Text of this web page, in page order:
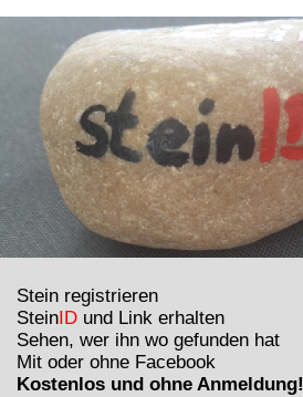
Stein registrieren
Stein ID und Link erhalten
Sehen, wer ihn wo gefunden hat
Mit oder ohne Facebook
Kostenlos und ohne Anmeldung!